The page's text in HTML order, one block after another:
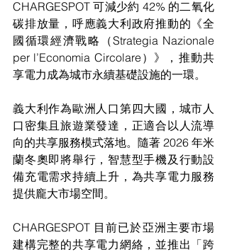
CHARGESPOT 可減少約 42% 的二氧化
碳排放量，呼應義大利政府推動的《全
國循環經濟戰略（Strategia Nazionale
per l’Economia Circolare）》，推動共
享電力成為城市永續基礎設施的一環。
義大利作為歐洲人口第四大國，城市人
口密集且旅遊業發達，正適合以人流導
向的共享服務模式落地。隨著 2026 年米
蘭冬奧即將舉行，智慧型手機及行動設
備充電需求持續上升，為共享電力服務
提供龐大市場空間。
CHARGESPOT 目前已於亞洲主要市場
建構完整的共享電力網絡，並推出「跨